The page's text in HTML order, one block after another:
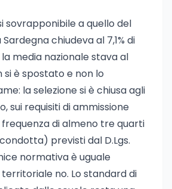
sovrapponibile a quello del
chiudeva al 7,1% di
media nazionale stava al
si è spostato e non lo
la selezione si è chiusa agli
sui requisiti di ammissione
di almeno tre quarti
previsti dal D.Lgs.
normativa è uguale
no. Lo standard di